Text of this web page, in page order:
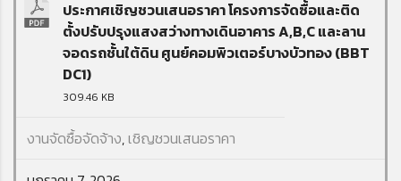
ประกาศเชิญชวนเสนอราคา โครงการจัดซื้อและติด
ตั้งปรับปรุงแสงสว่างทางเดินอาคาร A,B,C และลาน
จอดรถชั้นใต้ดิน ศูนย์คอมพิวเตอร์บางบัวทอง (BBT
DC1)
309.46 KB
งานจัดซื้อจัดจ้าง,เชิญชวนเสนอราคา